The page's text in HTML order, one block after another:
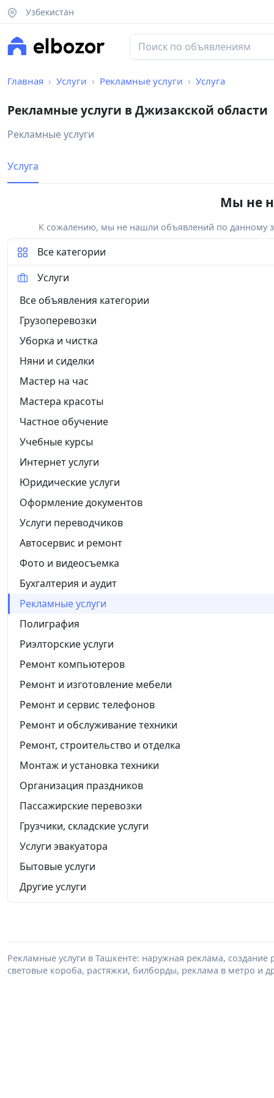
Узбекистан
Главная Услуги Рекламные услуги Услуга
Рекламные услуги в Джизакской области
Рекламные услуги
Услуга
Мы не
К сожалению, мы не нашли объявлений по данному
Все категории
Услуги
Все объявления категории
Грузоперевозки
Уборка и чистка
Няни и сиделки
Мастер на час
Мастера красоты
Частное обучение
Учебные курсы
Интернет услуги
Юридические услуги
Оформление документов
Услуги переводчиков
Автосервис и ремонт
Фото и видеосъемка
Бухгалтерия и аудит
Рекламные услуги
Полиграфия
Риэлторские услуги
Ремонт компьютеров
Ремонт и изготовление мебели
Ремонт и сервис телефонов
Ремонт и обслуживание техники
Ремонт, строительство и отделка
Монтаж и установка техники
Организация праздников
Пассажирские перевозки
Грузчики, складские услуги
Услуги эвакуатора
Бытовые услуги
Другие услуги
Рекламные услуги в Ташкенте: наружная реклама,
световые короба, растяжки, билборды, реклама в метро и